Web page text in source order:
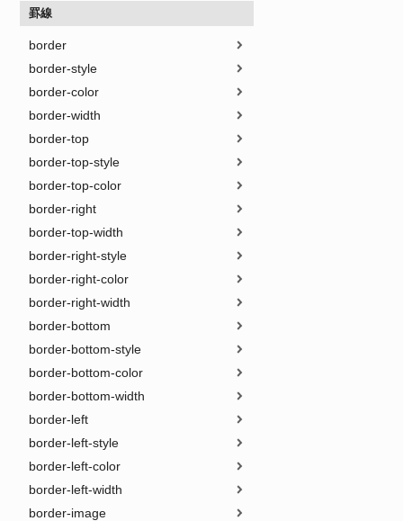
罫線
border
border-style
border-color
border-width
border-top
border-top-style
border-top-color
border-right
border-top-width
border-right-style
border-right-color
border-right-width
border-bottom
border-bottom-style
border-bottom-color
border-bottom-width
border-left
border-left-style
border-left-color
border-left-width
border-image